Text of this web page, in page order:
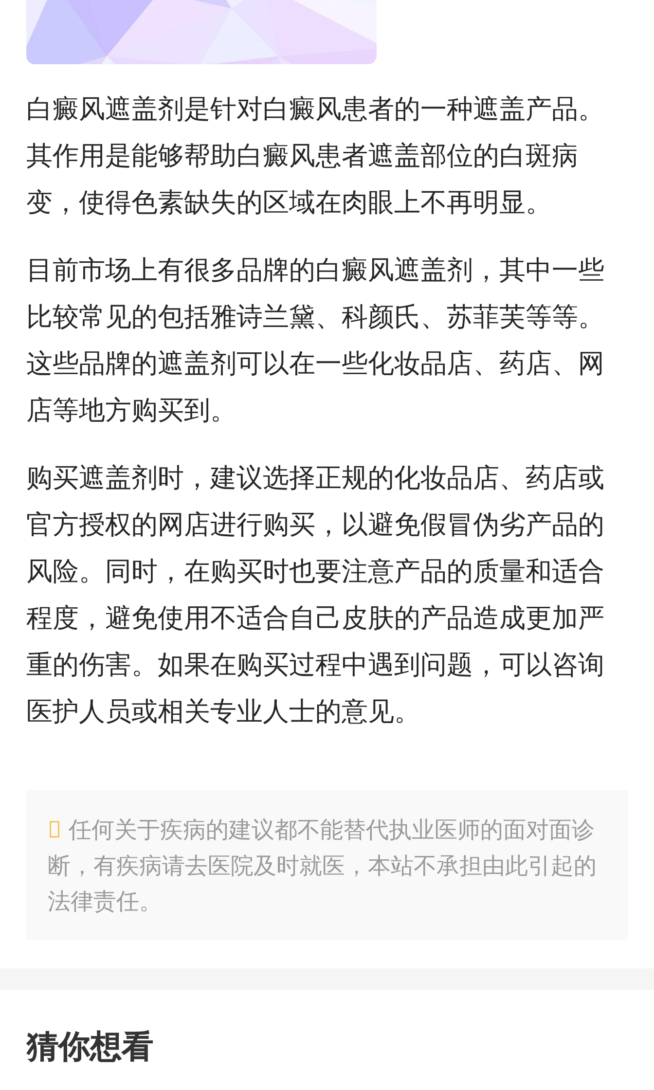
白癜风遮盖剂是针对白癜风患者的一种遮盖产品。
其作用是能够帮助白癜风患者遮盖部位的白斑病
变，使得色素缺失的区域在肉眼上不再明显。
目前市场上有很多品牌的白癜风遮盖剂，其中一些
比较常见的包括雅诗兰黛、科颜氏、苏菲芙等等。
这些品牌的遮盖剂可以在一些化妆品店、药店、网
店等地方购买到。
购买遮盖剂时，建议选择正规的化妆品店、药店或
官方授权的网店进行购买，以避免假冒伪劣产品的
风险。同时，在购买时也要注意产品的质量和适合
程度，避免使用不适合自己皮肤的产品造成更加严
重的伤害。如果在购买过程中遇到问题，可以咨询
医护人员或相关专业人士的意见。
任何关于疾病的建议都不能替代执业医师的面对面诊
断，有疾病请去医院及时就医，本站不承担由此引起的
法律责任。
猜你想看